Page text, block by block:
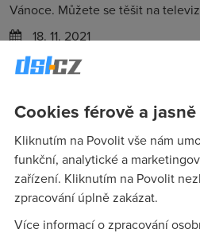
Vánoce. Můžete se těšit na
18. 11. 2021
T-Mobile představil svou vánoční
Kromě tradičních vánočních
k...
4. 11. 2021
Cookies férově a jasně
Kliknutím na Povolit vše nám
funkční, analytické a
zařízení. Kliknutím na Povolit
zpracování úplně zakázat.
Více informací o zpracování